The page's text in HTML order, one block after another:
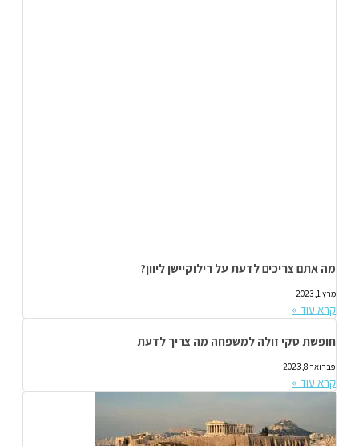
מה אתם צריכים לדעת על רילוקיישן ליוון?
מרץ 1, 2023
קרא עוד »
חופשת סקי זולה למשפחה מה צריך לדעת
פברואר 8, 2023
קרא עוד »